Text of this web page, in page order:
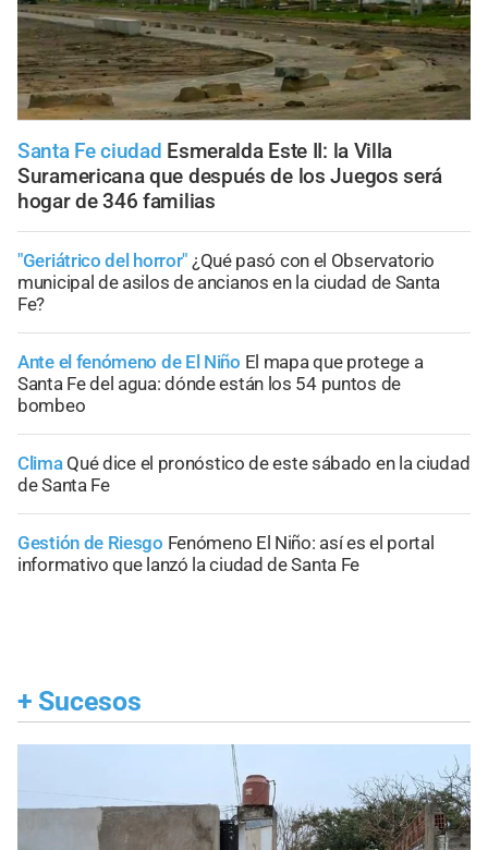
Santa Fe ciudad Esmeralda Este II: la Villa
Suramericana que después de los Juegos será
hogar de 346 familias
"Geriátrico del horror" ¿Qué pasó con el Observatorio
municipal de asilos de ancianos en la ciudad de Santa
Fe?
Ante el fenómeno de El Niño El mapa que protege a
Santa Fe del agua: dónde están los 54 puntos de
bombeo
Clima Qué dice el pronóstico de este sábado en la ciudad
de Santa Fe
Gestión de Riesgo Fenómeno El Niño: así es el portal
informativo que lanzó la ciudad de Santa Fe
+ Sucesos